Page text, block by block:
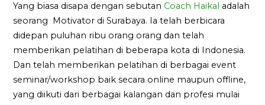
Yang biasa disapa dengan sebutan Coach Haikal adalah
seorang Motivator di Surabaya. Ia telah berbicara
didepan puluhan ribu orang orang dan telah
memberikan pelatihan di beberapa kota di Indonesia.
Dan telah memberikan pelatihan di berbagai event
seminar/workshop baik secara online maupun offline,
yang diikuti dari berbagai kalangan dan profesi mulai